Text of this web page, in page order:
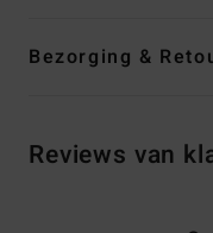
Bezorging &
Reviews van